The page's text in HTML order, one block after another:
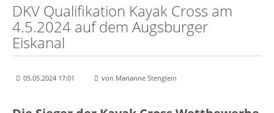
DKV Qualifikation Kayak Cross am
4.5.2024 auf dem Augsburger
Eiskanal
05.05.2024 17:01 von Marianne Stenglein